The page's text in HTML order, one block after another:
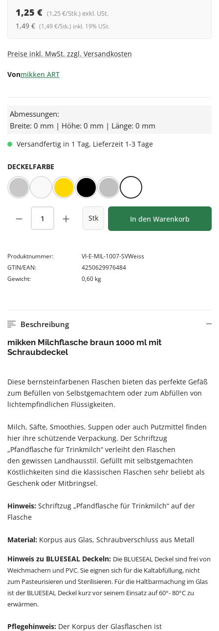
1,25 € (1,25 €/Stk.) exkl. USt.
1,49 € (1,49 €/Stk.) inkl. 19% USt.
Preise inkl. MwSt. zzgl. Versandkosten
Vonmikken ART
Abmessungen:
Breite: 0 mm | Höhe: 0 mm | Länge: 0 mm
Versandfertig in 1 Tag, Lieferzeit 1-3 Tage
DECKELFARBE
BLUESEAL Silber
BLUESEAL Weiß
Gold Schwarz Silber Weiß
Produkt Anzahl: Gib den gewünschten
Stk In den Warenkorb
Produktnummer:
VI-E-MIL-1007-SVWeiss
GTIN/EAN:
4250629976484
Gewicht:
0,60 kg
Beschreibung
mikken Milchflasche braun 1000 ml mit
Schraubdeckel
Diese bernsteinfarbenen Flaschen bieten das perfekte Gefäß
zum Befüllen von Selbstgemachtem oder zum Abfüllen von
lichtempfindlichen Flüssigkeiten.
Milch, Säfte, Smoothies, Suppen oder auch Putzmittel finden
hier ihre schützende Verpackung. Der Schriftzug
„Pfandflasche für Trinkmilch“ verleiht den Flaschen
den gewissen Landhausstil. Gefüllt mit selbstgemachten
Köstlichkeiten sind die klassischen Flaschen sehr beliebt als
Geschenk oder Mitbringsel.
Hinweis: Schriftzug „Pfandflasche für Trinkmilch“ auf der
Flasche
Material: Korpus aus Glas, Schraubverschluss aus Metall
Hinweis zu BLUESEAL Deckeln: Die BLUESEAL Deckel sind frei von
Weichmachern und PVC. Sie eignen sich für die Kaltabfüllung, nicht
zum Pasteurisieren und Sterilisieren. Für die Haltbarmachung im Glas
ist der BLUESEAL Deckel kurz vor seinem Einsatz auf 60°- 80°C zu
erwärmen.
Pflegehinweis: Der Korpus der Glasflaschen ist